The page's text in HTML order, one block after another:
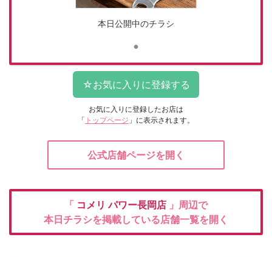
本日公開中のチラシ
お気に入りに登録したお店は
「 トップページ 」に表示されます。
公式店舗ページを開く
「 コメリパワー長岡店 」周辺で
本日チラシを掲載している店舗一覧を開く